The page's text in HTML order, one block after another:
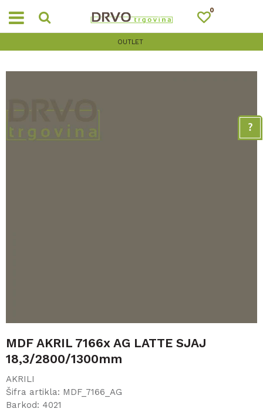
0
OUTLET
MDF AKRIL 7166x AG LATTE SJAJ
18,3/2800/1300mm
AKRILI
Šifra artikla: MDF_7166_AG
Barkod: 4021